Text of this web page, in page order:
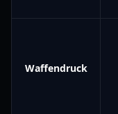
Waffendruck